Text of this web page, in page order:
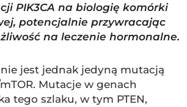
PIK3CA na biologię komórki
potencjalnie przywracając
na leczenie hormonalne.
nie jest jednak jedyną mutacją
Mutacje w genach
tego szlaku, w tym PTEN,